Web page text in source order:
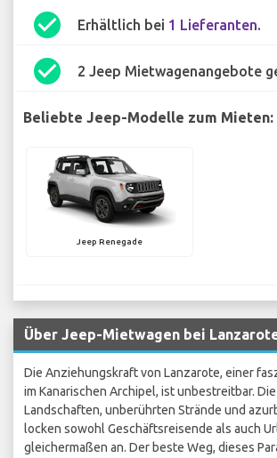
check_circle Erhältlich bei 1 Lieferanten.
check_circle 2 Jeep Mietwagenangebote
Beliebte Jeep-Modelle zum Mieten:
Jeep Renegade
Über Jeep-Mietwagen bei
Die Anziehungskraft von Lanzarote, einer
im Kanarischen Archipel, ist unbestreitbar.
Landschaften, unberührten Strände und
locken sowohl Geschäftsreisende als auch
gleichermaßen an. Der beste Weg, dieses